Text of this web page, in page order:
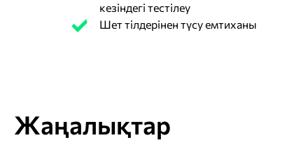
кезіндегі тестілеу
Шет тілдерінен түсу емтиханы
Жаңалықтар